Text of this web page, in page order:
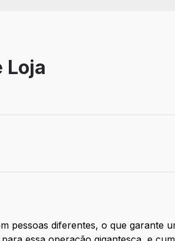
Loja
pessoas diferentes, o que garante